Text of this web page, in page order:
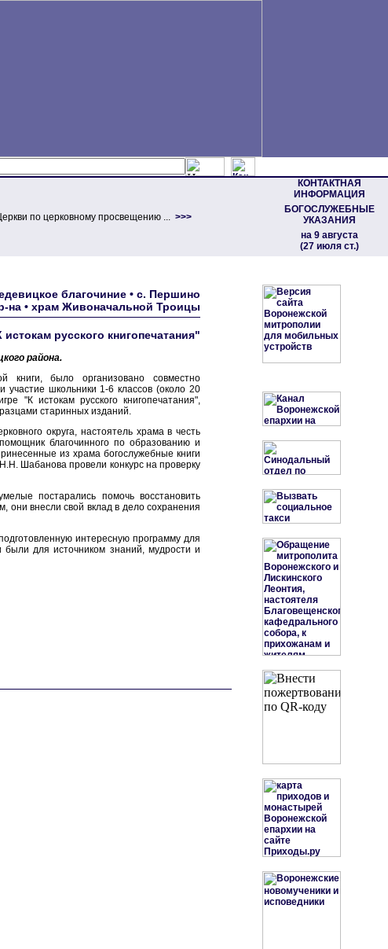
КОНТАКТНАЯ
ИНФОРМАЦИЯ
БОГОСЛУЖЕБНЫЕ
УКАЗАНИЯ
на 9 августа
(27 июля ст.)
по церковному просвещению ... >>>
благочиние • с. Першино
на • храм Живоначальной Троицы
истокам русского книгопечатания"
района.
книги, было организовано совместно
участие школьники 1-6 классов (около 20
"К истокам русского книгопечатания",
старинных изданий.
округа, настоятель храма в честь
благочинного по образованию и
из храма богослужебные книги
Шабанова провели конкурс на проверку
постарались помочь восстановить
они внесли свой вклад в дело сохранения
интересную программу для
для источником знаний, мудрости и